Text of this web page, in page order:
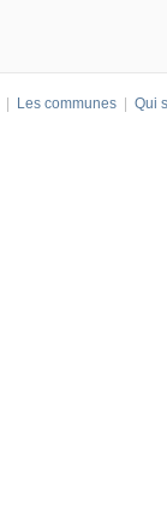
Les communes Qui